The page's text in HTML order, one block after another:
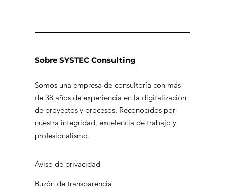
Sobre SYSTEC Consulting
Somos una empresa de consultoría con más
de 38 años de experiencia en la digitalización
de proyectos y procesos. Reconocidos por
Aviso de privacidad